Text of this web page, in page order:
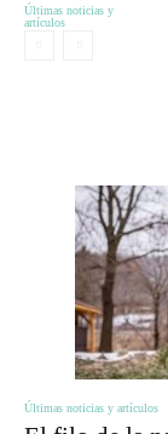
Últimas noticias y
artículos
Últimas noticias y artículos